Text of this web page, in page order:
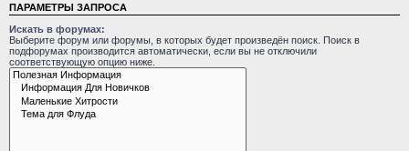
ПАРАМЕТРЫ ЗАПРОСА
Искать в форумах:
Выберите форум или форумы, в которых будет произведён поиск. Поиск в
подфорумах производится автоматически, если вы не отключили
соответствующую опцию ниже.